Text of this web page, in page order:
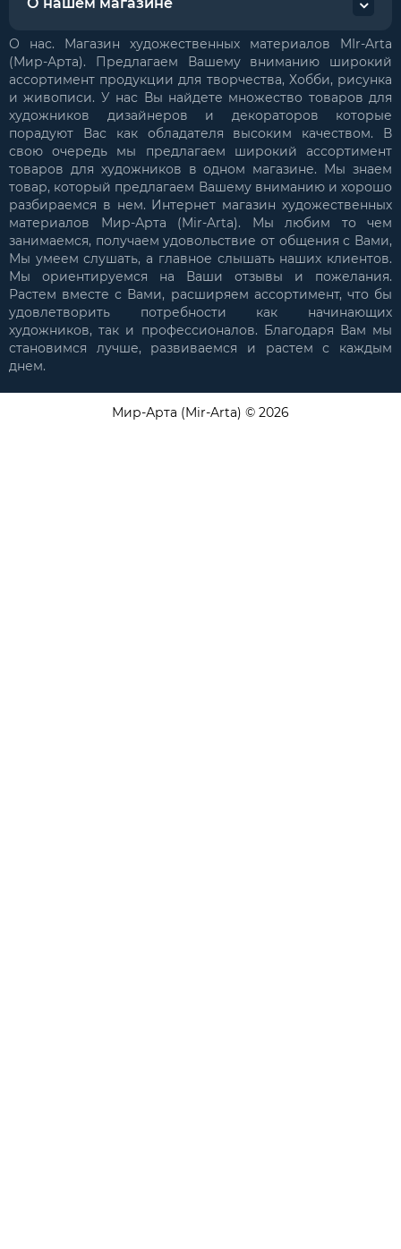
О нас. Магазин художественных материалов MIr-Arta
(Мир-Арта). Предлагаем Вашему вниманию широкий
ассортимент продукции для творчества, Хобби, рисунка
и живописи. У нас Вы найдете множество товаров для
художников дизайнеров и декораторов которые
порадуют Вас как обладателя высоким качеством. В
свою очередь мы предлагаем широкий ассортимент
товаров для художников в одном магазине. Мы знаем
товар, который предлагаем Вашему вниманию и хорошо
разбираемся в нем. Интернет магазин художественных
материалов Мир-Арта (Mir-Arta). Мы любим то чем
занимаемся, получаем удовольствие от общения с Вами,
Мы умеем слушать, а главное слышать наших клиентов.
Мы ориентируемся на Ваши отзывы и пожелания.
Растем вместе с Вами, расширяем ассортимент, что бы
удовлетворить потребности как начинающих
художников, так и профессионалов. Благодаря Вам мы
становимся лучше, развиваемся и растем с каждым
днем.
Мир-Арта (Mir-Arta) © 2026